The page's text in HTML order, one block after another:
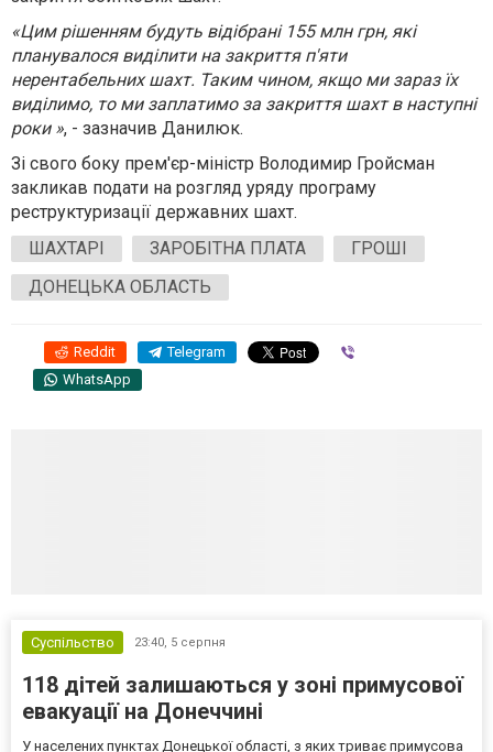
«Цим рішенням будуть відібрані 155 млн грн, які
планувалося виділити на закриття п'яти
нерентабельних шахт. Таким чином, якщо ми зараз їх
виділимо, то ми заплатимо за закриття шахт в наступні
роки », - зазначив Данилюк.
Зі свого боку прем'єр-міністр Володимир Гройсман
закликав подати на розгляд уряду програму
реструктуризації державних шахт.
ШАХТАРІ
ЗАРОБІТНА ПЛАТА
ГРОШІ
ДОНЕЦЬКА ОБЛАСТЬ
Reddit Telegram
WhatsApp
Суспільство 23:40, 5 серпня
118 дітей залишаються у зоні примусової
евакуації на Донеччині
У населених пунктах Донецької області, з яких триває примусова